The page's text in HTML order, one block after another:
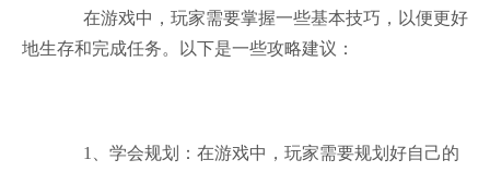
在游戏中，玩家需要掌握一些基本技巧，以便更好
地生存和完成任务。以下是一些攻略建议：
1、学会规划：在游戏中，玩家需要规划好自己的